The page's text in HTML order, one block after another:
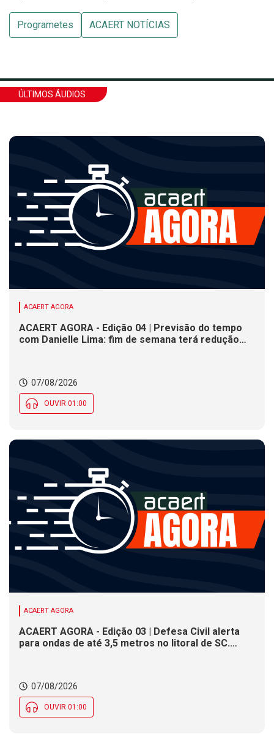
Programetes ACAERT NOTÍCIAS
ÚLTIMOS ÁUDIOS
ACAERT AGORA
ACAERT AGORA - Edição 04 | Previsão do tempo
com Danielle Lima: fim de semana terá redução
07/08/2026
OUVIR 01:00
ACAERT AGORA
ACAERT AGORA - Edição 03 | Defesa Civil alerta
para ondas de até 3,5 metros no litoral de SC.
07/08/2026
OUVIR 01:00